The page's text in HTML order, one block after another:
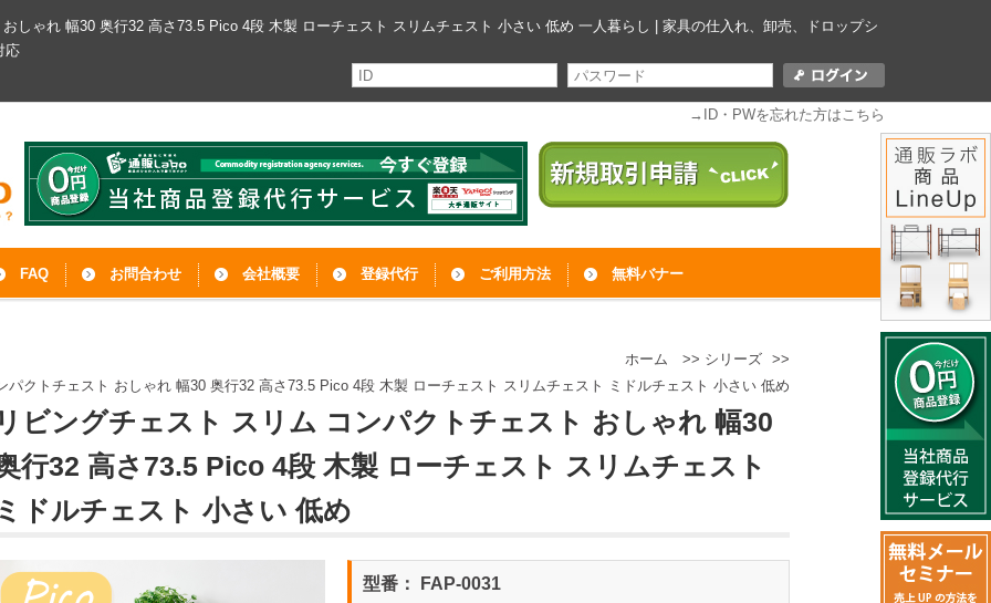
しゃれ 幅30 奥行32 高さ73.5 Pico 4段 木製 ローチェスト スリムチェスト 小さい 低め 一人暮らし | 家具の仕入れ、卸売、ドロップシ
応
→ID・PWを忘れた方はこちら
FAQ お問合わせ 会社概要 登録代行 ご利用方法 無料バナー
ホーム >> シリーズ >>
パクトチェスト おしゃれ 幅30 奥行32 高さ73.5 Pico 4段 木製 ローチェスト スリムチェスト ミドルチェスト 小さい 低め
リビングチェスト スリム コンパクトチェスト おしゃれ 幅30
行32 高さ73.5 Pico 4段 木製 ローチェスト スリムチェスト
ミドルチェスト 小さい 低め
型番： FAP-0031